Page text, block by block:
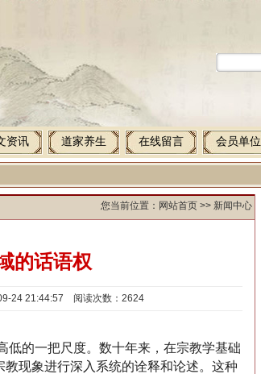
资讯 道家养生 在线留言 会员单位
您当前位置： 网站首页>> 新闻中心
的话语权
24 21:44:57 阅读次数：2624
低的一把尺度。数十年来，在宗教学基础
现象进行深入系统的诠释和论述。这种